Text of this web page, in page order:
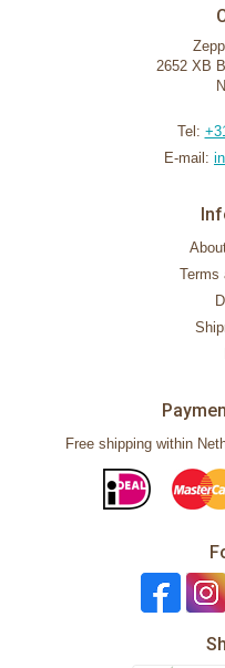
2652 XB
Tel:
E-mail:
Terms
Free shipping within